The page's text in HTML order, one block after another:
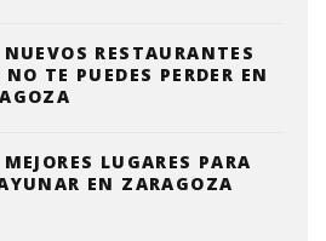
NUEVOS RESTAURANTES
NO TE PUEDES PERDER EN
LUGARES PARA
EN ZARAGOZA